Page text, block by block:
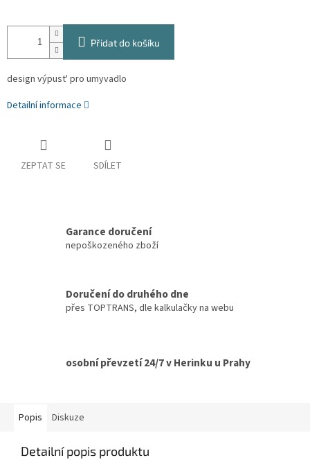
Přidat do košíku
design výpust' pro umyvadlo
Detailní informace
ZEPTAT SE SDÍLET
Garance doručení
nepoškozeného zboží
Doručení do druhého dne
přes TOPTRANS, dle kalkulačky na webu
osobní převzetí 24/7 v Herinku u Prahy
Popis Diskuze
Detailní popis produktu